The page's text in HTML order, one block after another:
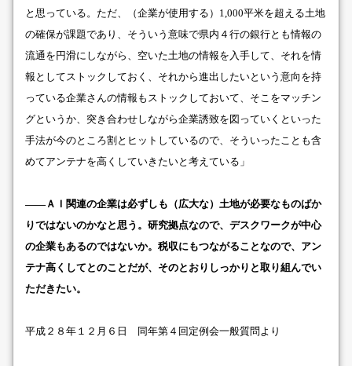
と思っている。ただ、（企業が使用する）1,000平米を超える土地
の確保が課題であり、そういう意味で県内４行の銀行とも情報の
流通を円滑にしながら、空いた土地の情報を入手して、それを情
報としてストックしておく、それから進出したいという意向を持
っている企業さんの情報もストックしておいて、そこをマッチン
グというか、突き合わせしながら企業誘致を図っていくといった
手法が今のところ割とヒットしているので、そういったことも含
めてアンテナを高くしていきたいと考えている」
――ＡＩ関連の企業は必ずしも（広大な）土地が必要なものばか
りではないのかなと思う。研究拠点なので、デスクワークが中心
の企業もあるのではないか。税収にもつながることなので、アン
テナ高くしてとのことだが、そのとおりしっかりと取り組んでい
ただきたい。
平成２８年１２月６日 同年第４回定例会一般質問より